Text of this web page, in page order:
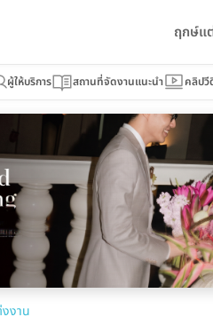
ฤกษ์แ
ผู้ให้บริการ สถานที่จัดงานแนะนำ คลิปวี
งาน